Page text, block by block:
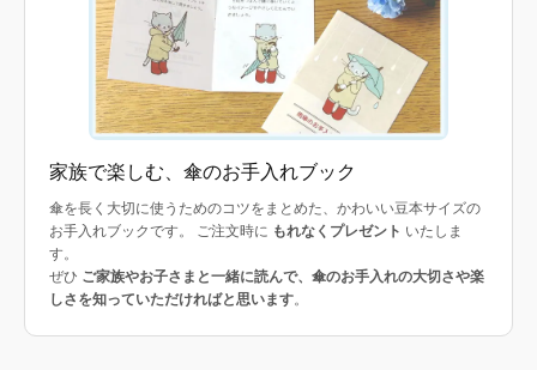
家族で楽しむ、傘のお手入れブック
傘を長く大切に使うためのコツをまとめた、かわいい豆本サイズの
お手入れブックです。 ご注文時に もれなくプレゼント いたしま
す。
ぜひ ご家族やお子さまと一緒に読んで、傘のお手入れの大切さや楽
しさを知っていただければと思います。